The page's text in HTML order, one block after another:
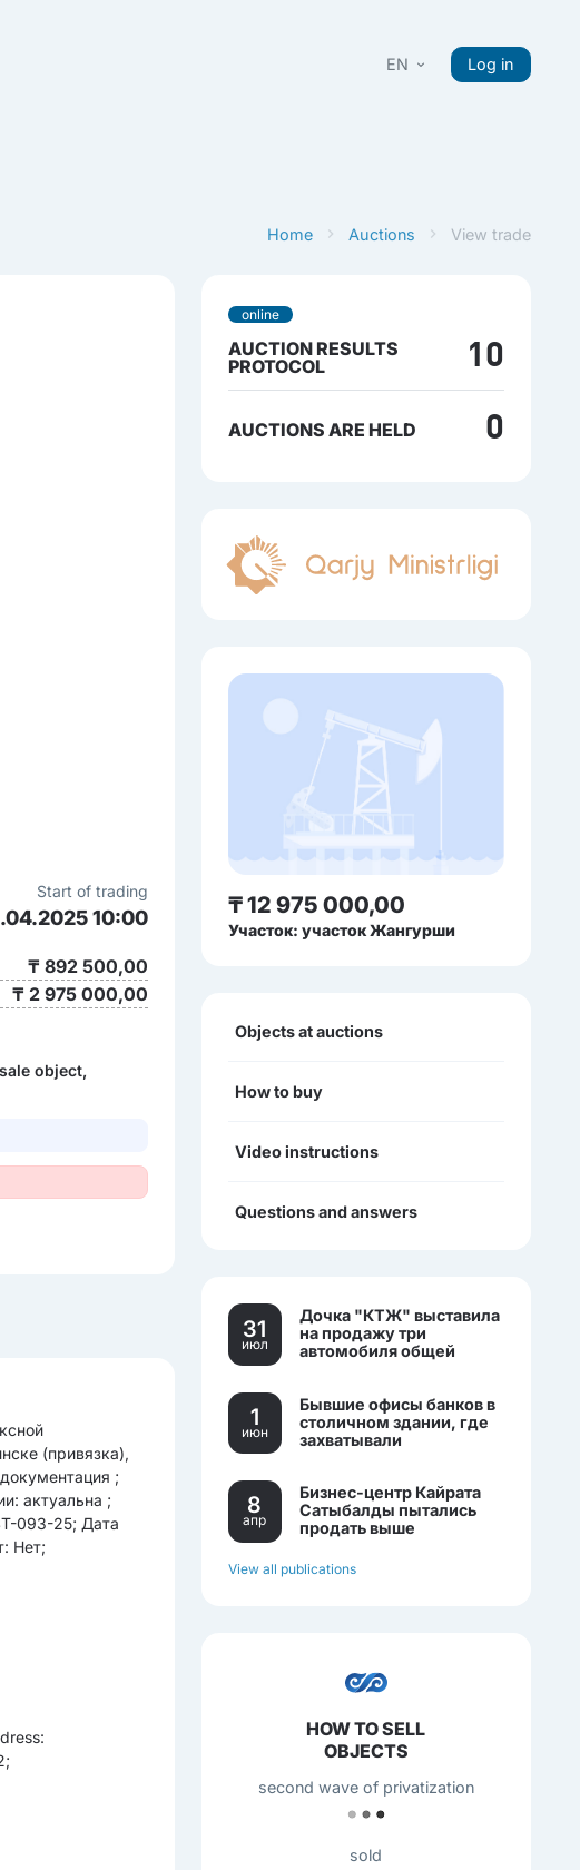
EN Log in
Home Auctions View trade
Start of trading
10:00
₸ 892 500,00
₸ 2 975 000,00
object,
(привязка),
;
актуальна ;
093-25; Дата
Нет;
online
AUCTION RESULTS
PROTOCOL
10
AUCTIONS ARE HELD 0
₸ 12 975 000,00
Участок: участок Жангурши
Objects at auctions
How to buy
Video instructions
Questions and answers
31
июл
Дочка "КТЖ" выставила
на продажу три
автомобиля общей
1
июн
Бывшие офисы банков в
столичном здании, где
захватывали
8
апр
Бизнес-центр Кайрата
Сатыбалды пытались
продать выше
View all publications
HOW TO SELL
OBJECTS
second wave of privatization
sold